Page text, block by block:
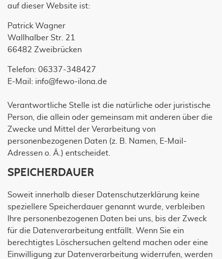
auf dieser Website ist:
Patrick Wagner
Wallhalber Str. 21
66482 Zweibrücken
Telefon: 06337-348427
E-Mail: info@fewo-ilona.de
Verantwortliche Stelle ist die natürliche oder juristische
Person, die allein oder gemeinsam mit anderen über die
Zwecke und Mittel der Verarbeitung von
personenbezogenen Daten (z. B. Namen, E-Mail-
Adressen o. Ä.) entscheidet.
SPEICHERDAUER
Soweit innerhalb dieser Datenschutzerklärung keine
speziellere Speicherdauer genannt wurde, verbleiben
Ihre personenbezogenen Daten bei uns, bis der Zweck
für die Datenverarbeitung entfällt. Wenn Sie ein
berechtigtes Löschersuchen geltend machen oder eine
Einwilligung zur Datenverarbeitung widerrufen, werden